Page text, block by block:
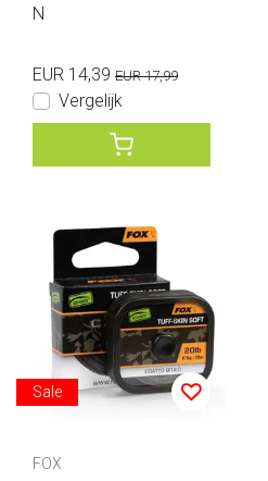
N
EUR 14,39 EUR 17,99
Vergelijk
Sale
FOX